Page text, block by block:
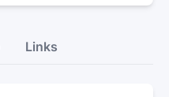
Links